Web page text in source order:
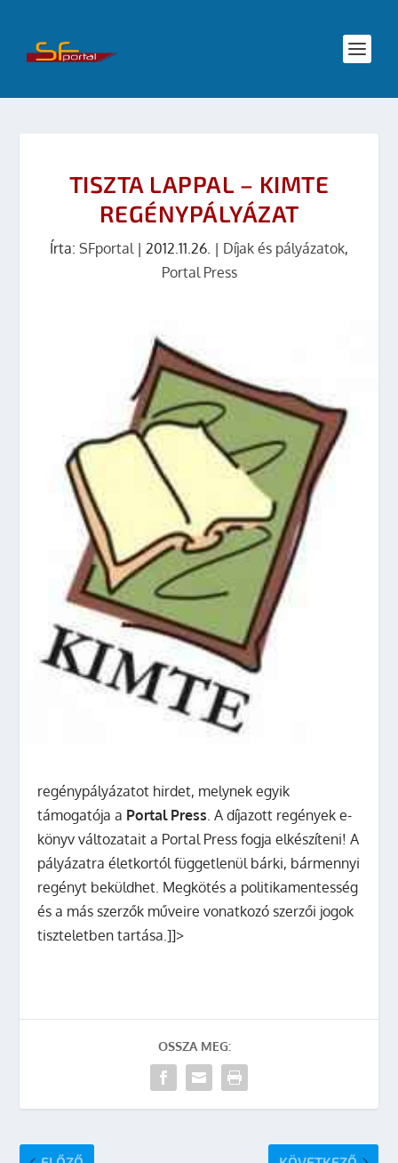
TISZTA LAPPAL – KIMTE
REGÉNYPÁLYÁZAT
Írta: SFportal| 2012.11.26. | Díjak és pályázatok,
Portal Press
regénypályázatot hirdet, melynek egyik
támogatója a Portal Press . A díjazott regények e-
könyv változatait a Portal Press fogja elkészíteni! A
pályázatra életkortól függetlenül bárki, bármennyi
regényt beküldhet. Megkötés a politikamentesség
és a más szerzők műveire vonatkozó szerzői jogok
tiszteletben tartása.]]>
OSSZA MEG: